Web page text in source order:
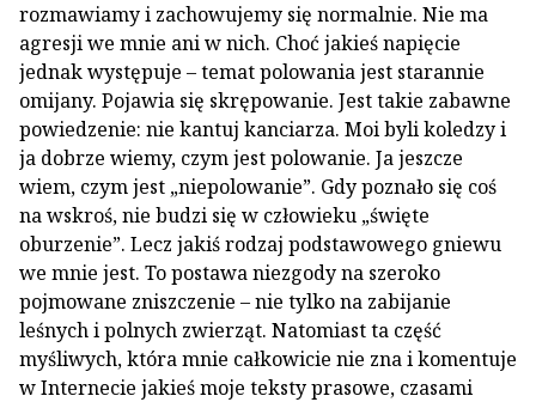
rozmawiamy i zachowujemy się normalnie. Nie ma
agresji we mnie ani w nich. Choć jakieś napięcie
jednak występuje – temat polowania jest starannie
omijany. Pojawia się skrępowanie. Jest takie zabawne
powiedzenie: nie kantuj kanciarza. Moi byli koledzy i
ja dobrze wiemy, czym jest polowanie. Ja jeszcze
wiem, czym jest „niepolowanie”. Gdy poznało się coś
na wskroś, nie budzi się w człowieku „święte
oburzenie”. Lecz jakiś rodzaj podstawowego gniewu
we mnie jest. To postawa niezgody na szeroko
pojmowane zniszczenie – nie tylko na zabijanie
leśnych i polnych zwierząt. Natomiast ta część
myśliwych, która mnie całkowicie nie zna i komentuje
w Internecie jakieś moje teksty prasowe, czasami